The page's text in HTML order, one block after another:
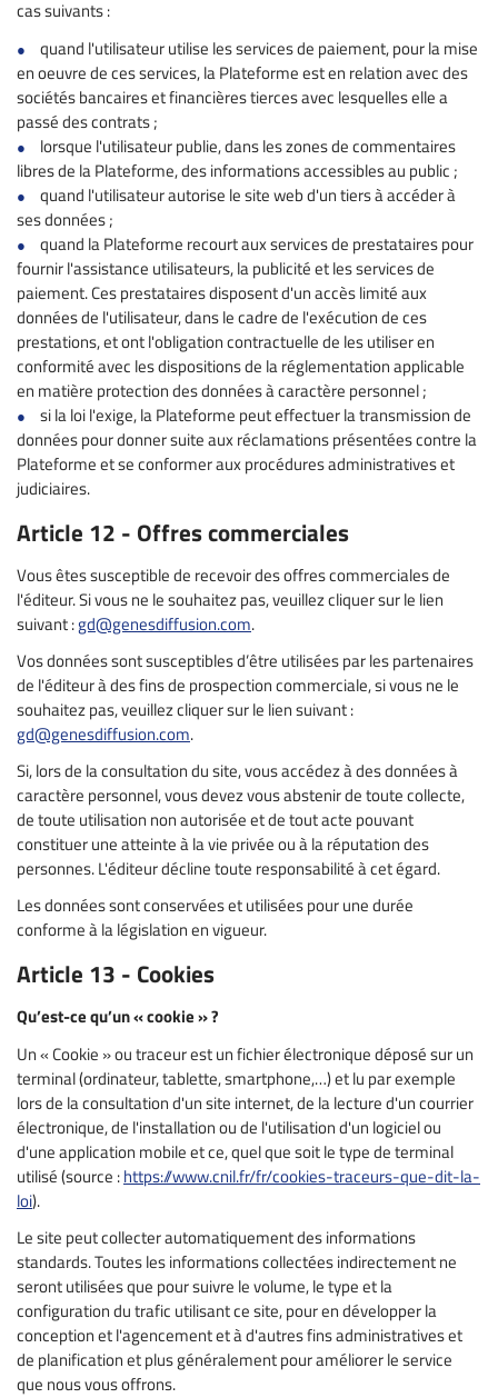
cas suivants :
quand l'utilisateur utilise les services de paiement, pour la mise
en oeuvre de ces services, la Plateforme est en relation avec des
sociétés bancaires et financières tierces avec lesquelles elle a
passé des contrats ;
lorsque l'utilisateur publie, dans les zones de commentaires
libres de la Plateforme, des informations accessibles au public ;
quand l'utilisateur autorise le site web d'un tiers à accéder à
ses données ;
quand la Plateforme recourt aux services de prestataires pour
fournir l'assistance utilisateurs, la publicité et les services de
paiement. Ces prestataires disposent d'un accès limité aux
données de l'utilisateur, dans le cadre de l'exécution de ces
prestations, et ont l'obligation contractuelle de les utiliser en
conformité avec les dispositions de la réglementation applicable
en matière protection des données à caractère personnel ;
si la loi l'exige, la Plateforme peut effectuer la transmission de
données pour donner suite aux réclamations présentées contre la
Plateforme et se conformer aux procédures administratives et
judiciaires.
Article 12 - Offres commerciales
Vous êtes susceptible de recevoir des offres commerciales de
l'éditeur. Si vous ne le souhaitez pas, veuillez cliquer sur le lien
suivant :gd@genesdiffusion.com.
Vos données sont susceptibles d’être utilisées par les partenaires
de l'éditeur à des fins de prospection commerciale, si vous ne le
souhaitez pas, veuillez cliquer sur le lien suivant :
gd@genesdiffusion.com.
Si, lors de la consultation du site, vous accédez à des données à
caractère personnel, vous devez vous abstenir de toute collecte,
de toute utilisation non autorisée et de tout acte pouvant
constituer une atteinte à la vie privée ou à la réputation des
personnes. L'éditeur décline toute responsabilité à cet égard.
Les données sont conservées et utilisées pour une durée
conforme à la législation en vigueur.
Article 13 - Cookies
Qu’est-ce qu’un « cookie » ?
Un « Cookie » ou traceur est un fichier électronique déposé sur un
terminal (ordinateur, tablette, smartphone,…) et lu par exemple
lors de la consultation d'un site internet, de la lecture d'un courrier
électronique, de l'installation ou de l'utilisation d'un logiciel ou
d'une application mobile et ce, quel que soit le type de terminal
utilisé (source :https://www.cnil.fr/fr/cookies-traceurs-que-dit-la-
loi).
Le site peut collecter automatiquement des informations
standards. Toutes les informations collectées indirectement ne
seront utilisées que pour suivre le volume, le type et la
configuration du trafic utilisant ce site, pour en développer la
conception et l'agencement et à d'autres fins administratives et
de planification et plus généralement pour améliorer le service
que nous vous offrons.